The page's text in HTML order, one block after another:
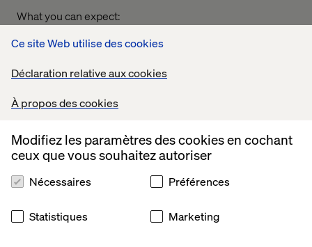
Ce site Web utilise des cookies
Déclaration relative aux cookies
À propos des cookies
Modifiez les paramètres des cookies en cochant
ceux que vous souhaitez autoriser
Nécessaires Préférences
Statistiques Marketing
What you can expect:
Peer Advice: Hear firsthand advice from digital
experiences and offer valuable guidance to those
Building Resilience: Explore how digital solutions
of challenging market conditions.
The Power of Organizational Change: Learn why
organizational change is a pivotal factor in
initiatives.